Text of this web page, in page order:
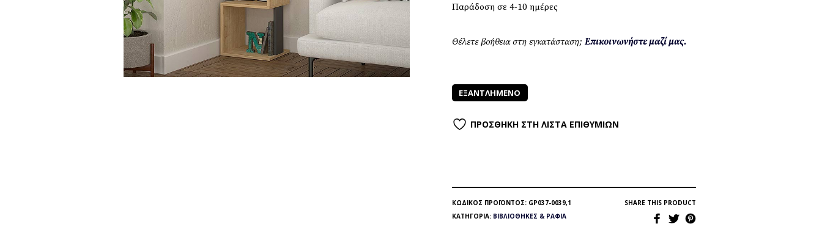
Παράδοση σε 4-10 ημέρες
Θέλετε βοήθεια στη εγκατάσταση; Επικοινωνήστε μαζί μας.
ΕΞΑΝΤΛΗΜΈΝΟ
ΠΡΟΣΘΉΚΗ ΣΤΗ ΛΊΣΤΑ ΕΠΙΘΥΜΙΏΝ
ΚΩΔΙΚΌΣ ΠΡΟΪΌΝΤΟΣ: GP037-0039,1
ΚΑΤΗΓΟΡΊΑ: ΒΙΒΛΙΟΘΉΚΕΣ & ΡΆΦΙΑ
SHARE THIS PRODUCT